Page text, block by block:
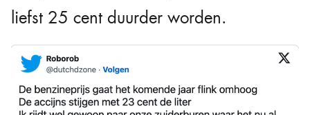
liefst 25 cent duurder worden.